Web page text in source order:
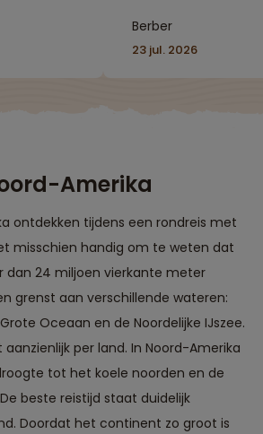
Berber
23 jul. 2026
Amerika
ontdekken tijdens een rondreis met
misschien handig om te weten dat
24 miljoen vierkante meter
grenst aan verschillende wateren:
Oceaan en de Noordelijke IJszee.
per land. In Noord-Amerika
tot het koele noorden en de
beste reistijd staat duidelijk
Doordat het continent zo groot is